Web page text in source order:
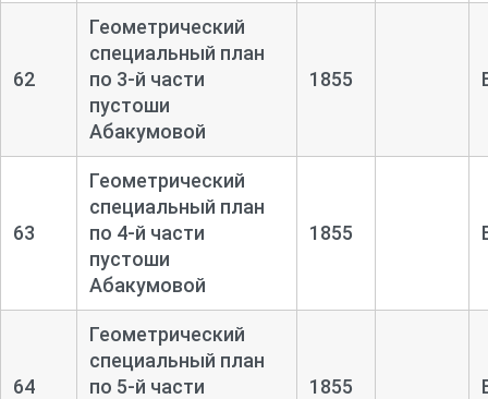
62
Геометрический
специальный план
по 3-й части
пустоши
Абакумовой
1855
63
Геометрический
специальный план
по 4-й части
пустоши
Абакумовой
1855
64
Геометрический
специальный план
по 5-й части
1855